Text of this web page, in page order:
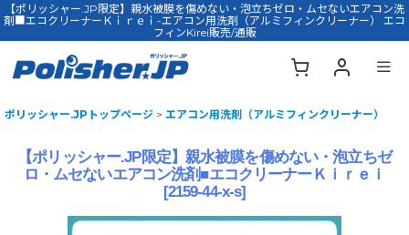
【ポリッシャー.JP限定】親水被膜を傷めない・泡立ちゼロ・ムセないエアコン洗
剤■エコクリーナーＫｉｒｅｉ-エアコン用洗剤（アルミフィンクリーナー） エコ
フィンKirei販売/通販
ポリッシャー.JPトップページ > エアコン用洗剤（アルミフィンクリーナー）
【ポリッシャー.JP限定】親水被膜を傷めない・泡立ちゼ
ロ・ムセないエアコン洗剤■エコクリーナーＫｉｒｅｉ
[2159-44-x-s]